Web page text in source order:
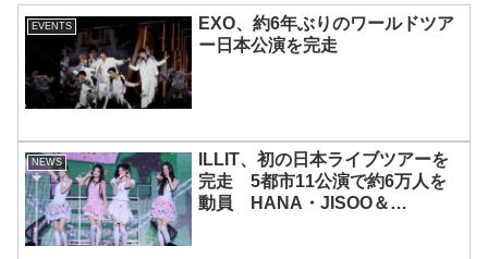
EVENTS
EXO、約6年ぶりのワールドツア
ー日本公演を完走
NEWS
ILLIT、初の日本ライブツアーを
完走 5都市11公演で約6万人を
動員 HANA・JISOO＆